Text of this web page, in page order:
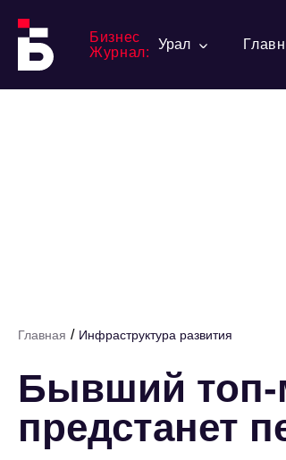
Бизнес
Журнал:
Урал
Главная / Инфраструктура развития
Бывший топ-
предстанет